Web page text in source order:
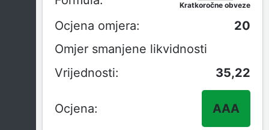
Kratkoročne obveze
20
Omjer smanjene likvidnosti
35,22
AAA